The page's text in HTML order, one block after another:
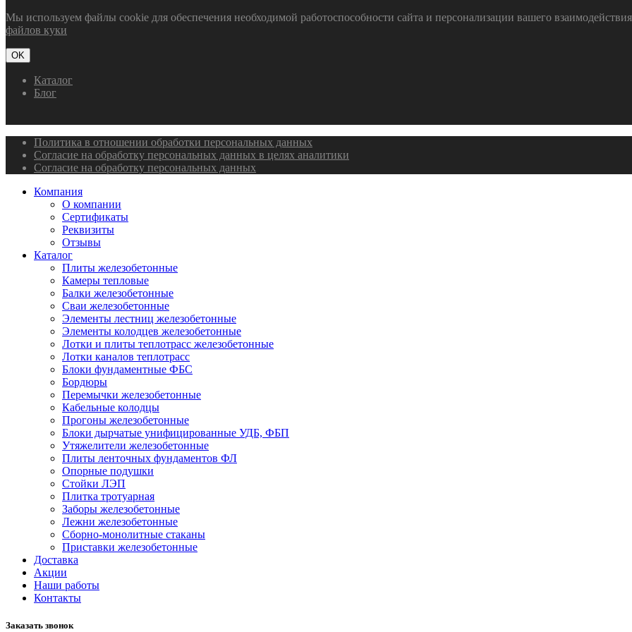
Мы используем файлы cookie для обеспечения необходимой работоспособности сайта и персонализации вашего
файлов куки
OK
Каталог
Блог
Политика в отношении обработки персональных данных
Согласие на обработку персональных данных в целях аналитики
Согласие на обработку персональных данных
Компания
О компании
Сертификаты
Реквизиты
Отзывы
Каталог
Плиты железобетонные
Камеры тепловые
Балки железобетонные
Сваи железобетонные
Элементы лестниц железобетонные
Элементы колодцев железобетонные
Лотки и плиты теплотрасс железобетонные
Лотки каналов теплотрасс
Блоки фундаментные ФБС
Бордюры
Перемычки железобетонные
Кабельные колодцы
Прогоны железобетонные
Блоки дырчатые унифицированные УДБ, ФБП
Утяжелители железобетонные
Плиты ленточных фундаментов ФЛ
Опорные подушки
Стойки ЛЭП
Плитка тротуарная
Заборы железобетонные
Лежни железобетонные
Сборно-монолитные стаканы
Приставки железобетонные
Доставка
Акции
Наши работы
Контакты
Заказать звонок